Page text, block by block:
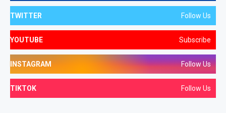
TWITTER Follow Us
YOUTUBE Subscribe
INSTAGRAM Follow Us
TIKTOK Follow Us